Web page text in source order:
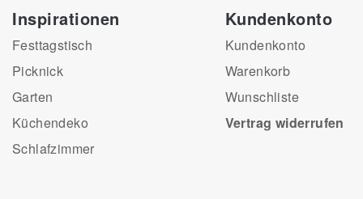
Inspirationen
Festtagstisch
Picknick
Garten
Küchendeko
Schlafzimmer
Kundenkonto
Kundenkonto
Warenkorb
Wunschliste
Vertrag widerrufen